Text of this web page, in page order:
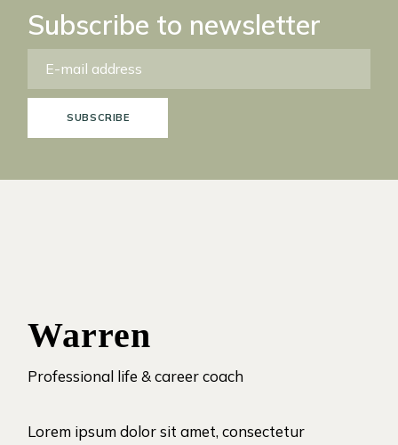
Subscribe to newsletter
SUBSCRIBE
Warren
Professional life & career coach
Lorem ipsum dolor sit amet, consectetur